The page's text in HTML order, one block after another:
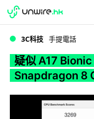
WWDC 2026
3C科技 手提電話
疑似 A17
Snapdragon 8